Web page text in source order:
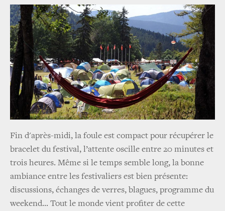
Fin d'après-midi, la foule est compact pour récupérer le
bracelet du festival, l’attente oscille entre 20 minutes et
trois heures. Même si le temps semble long, la bonne
ambiance entre les festivaliers est bien présente:
discussions, échanges de verres, blagues, programme du
weekend... Tout le monde vient profiter de cette